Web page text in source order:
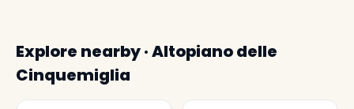
Explore nearby · Altopiano delle
Cinquemiglia